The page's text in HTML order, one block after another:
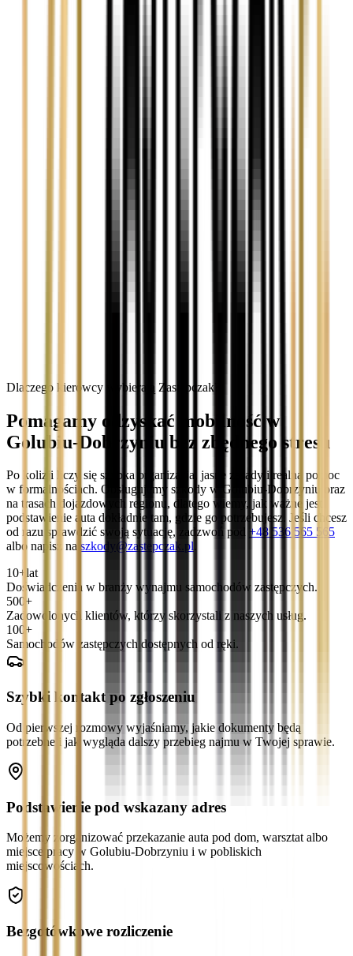
Dlaczego kierowcy wybierają Zastępczak?
Pomagamy odzyskać mobilność w
Golubiu-Dobrzyniu bez zbędnego stresu
Po kolizji liczy się szybka organizacja, jasne zasady i realna pomoc
w formalnościach. Obsługujemy szkody w Golubiu-Dobrzyniu oraz
na trasach dojazdowych regionu, dlatego wiemy, jak ważne jest
podstawienie auta dokładnie tam, gdzie go potrzebujesz. Jeśli chcesz
od razu sprawdzić swoją sytuację, zadzwoń pod +48 536 565 565
albo napisz na szkody@zastepczak.pl
10+ lat
Doświadczenia w branży wynajmu samochodów zastępczych.
500+
Zadowolonych klientów, którzy skorzystali z naszych usług.
100+
Samochodów zastępczych dostępnych od ręki.
Szybki kontakt po zgłoszeniu
Od pierwszej rozmowy wyjaśniamy, jakie dokumenty będą
potrzebne i jak wygląda dalszy przebieg najmu w Twojej sprawie.
Podstawienie pod wskazany adres
Możemy zorganizować przekazanie auta pod dom, warsztat albo
miejsce pracy w Golubiu-Dobrzyniu i w pobliskich
miejscowościach.
Bezgotówkowe rozliczenie